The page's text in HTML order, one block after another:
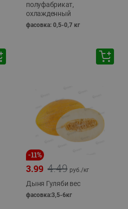
полуфабрикат,
охлажденный
фасовка: 0,5-0,7 кг
-11%
4.49
3.99 руб./кг
Дыня Гуляби вес
фасовка:3,5-6кг